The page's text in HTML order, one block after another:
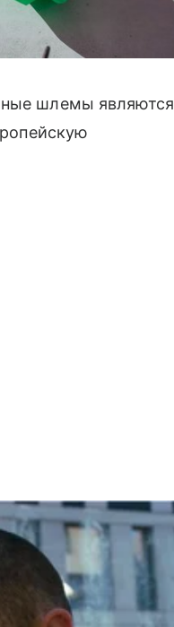
шлемы являются